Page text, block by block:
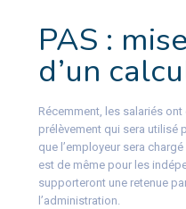
PAS :
d’un
Récemment, les salariés
prélèvement qui sera utilisé
que l’employeur sera
est de même pour les
supporteront une retenue
l’administration.